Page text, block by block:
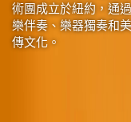
術團成立於紐約，通
樂伴奏、樂器獨奏和
傳文化。